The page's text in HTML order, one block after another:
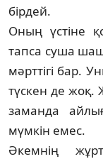
бірдей.
Оның үстіне
тапса суша
мәрттігі бар.
түскен де жоқ.
заманда
мүмкін емес.
Әкемнің